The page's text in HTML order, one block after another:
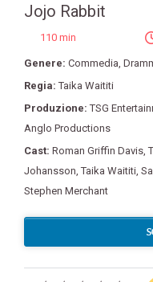
Jojo Rabbit
110 min
Genere: Commedia
Regia:Taika Waititi
Produzione:TSG
Anglo Productions
Cast: Roman Griffin Davis ,
Johansson ,Taika Waititi
Stephen Merchant